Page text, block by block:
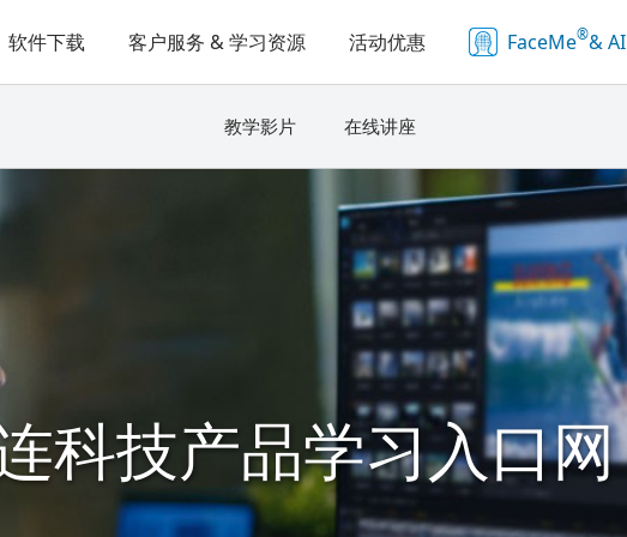
软件下载 客户服务 & 学习资源 活动优惠 FaceMe®& AI
教学影片 在线讲座
科技产品学习入口网